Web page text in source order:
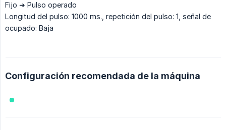
Fijo ➜ Pulso operado
Longitud del pulso: 1000 ms., repetición del pulso: 1, señal de
ocupado: Baja
Configuración recomendada de la máquina